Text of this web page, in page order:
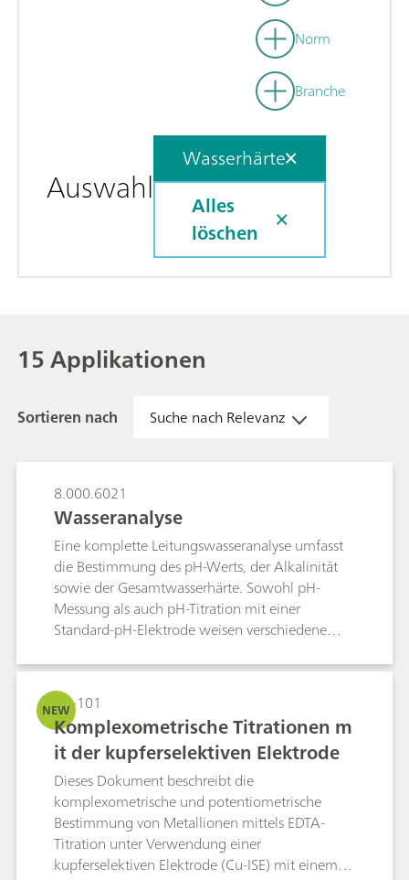
Norm
Branche
Auswahl
Wasserhärte
Alles
löschen
15 Applikationen
Sortieren nach Suche nach Relevanz
8.000.6021
Wasseranalyse
Eine komplette Leitungswasseranalyse umfasst
die Bestimmung des pH-Werts, der Alkalinität
sowie der Gesamtwasserhärte. Sowohl pH-
Messung als auch pH-Titration mit einer
Standard-pH-Elektrode weisen verschiedene
Minuten zu lang, und was noch viel wichtiger
ist: die Rührgeschwindigkeit beeinflusst ganz
entscheidend den gemessenen pH-Wert. Anders
als diese Standard-pH-Elektroden garantiert die
Aquatrode Plus mit ihrer speziellen
Glasmembran schnelle, korrekte und sehr
genaue pH-Messungen und pH-Titrationen in
Lösungen, die eine niedrige Ionenstärke
aufweisen oder schwach gepuffert sind. Die
Gesamtwasserhärte wird am besten durch eine
NEW
AB-101
Komplexometrische Titrationen m
it der kupferselektiven Elektrode
Dieses Dokument beschreibt die
komplexometrische und potentiometrische
Bestimmung von Metallionen mittels EDTA-
Titration unter Verwendung einer
kupferselektiven Elektrode (Cu-ISE) mit einem